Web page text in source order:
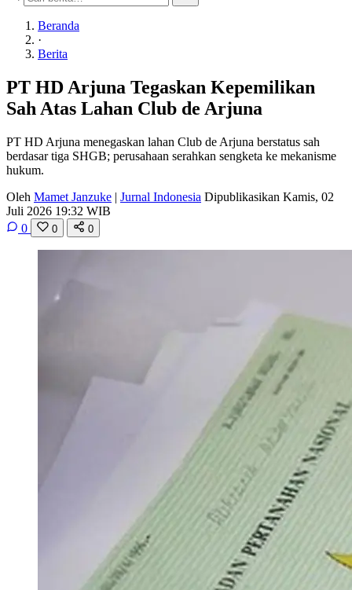
Beranda
·
Berita
PT HD Arjuna Tegaskan Kepemilikan
Sah Atas Lahan Club de Arjuna
PT HD Arjuna menegaskan lahan Club de Arjuna berstatus sah
berdasar tiga SHGB; perusahaan serahkan sengketa ke mekanisme
hukum.
Oleh Mamet Janzuke | Jurnal Indonesia Dipublikasikan Kamis, 02
Juli 2026 19:32 WIB
0
0 0